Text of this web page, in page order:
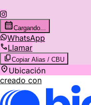
Cargando...
WhatsApp
Llamar
Copiar Alias / CBU
Ubicación
creado con